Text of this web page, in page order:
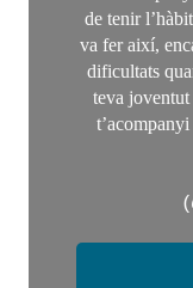
de tenir
va fer així,
dificultats
teva
(